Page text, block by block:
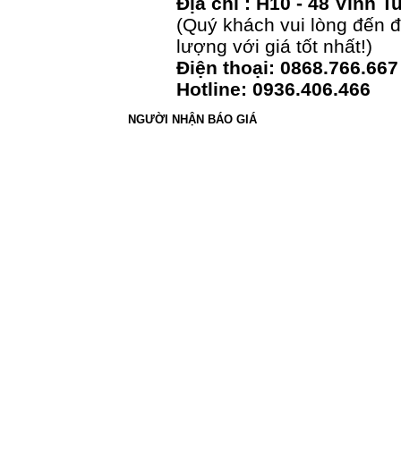
(Quý khách vui lòng đến
lượng với giá tốt nhất!)
Điện thoại: 0868.766.667
Hotline: 0936.406.466
NGƯỜI NHẬN BÁO GIÁ